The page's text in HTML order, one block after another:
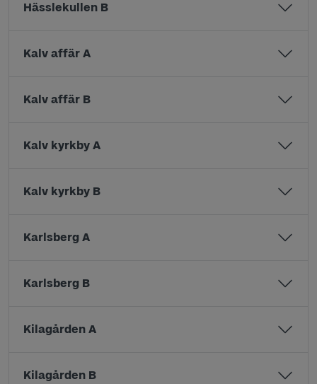
Hässlekullen B
Kalv affär A
Kalv affär B
Kalv kyrkby A
Kalv kyrkby B
Karlsberg A
Karlsberg B
Kilagården A
Kilagården B